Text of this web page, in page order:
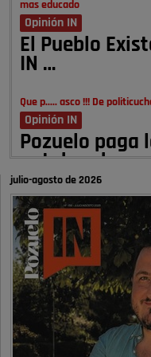
mas educado
Opinión IN
El Pueblo
IN …
Que p..... asco !!! De
Opinión IN
Pozuelo paga
autobombo:
Señora Alcaldesa Ud no ha
hace más de 60 años , …
Pozuelo de Alarcón
Quejas por el
limpieza …
A ver si es posible que haya
solamente jóvenes que no
Pozuelo de Alarcón
julio-agosto de 2026